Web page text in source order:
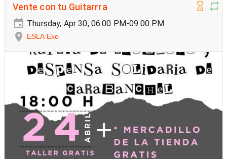
Vente con tu Guitarrra
Thursday, Apr 30, 06:00 PM-09:00 PM
ESLA Eko